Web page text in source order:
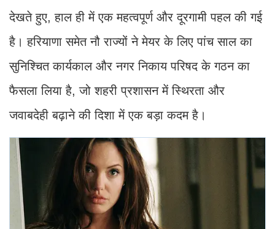
देखते हुए, हाल ही में एक महत्वपूर्ण और दूरगामी पहल की गई
है। हरियाणा समेत नौ राज्यों ने मेयर के लिए पांच साल का
सुनिश्चित कार्यकाल और नगर निकाय परिषद के गठन का
फैसला लिया है, जो शहरी प्रशासन में स्थिरता और
जवाबदेही बढ़ाने की दिशा में एक बड़ा कदम है।